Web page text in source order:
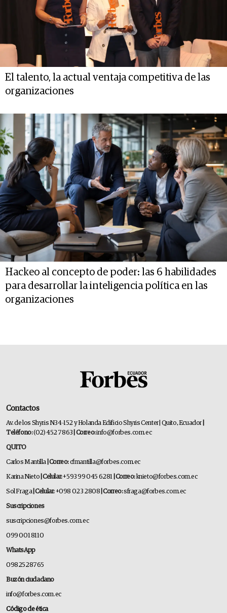
El talento, la actual ventaja competitiva de las
organizaciones
Hackeo al concepto de poder: las 6 habilidades
para desarrollar la inteligencia política en las
organizaciones
Contactos
Av. de los Shyris N34-152 y Holanda Edificio Shyris Center | Quito, Ecuador
Teléfono:(02) 452 7863 | Correo:info@forbes.com.ec
QUITO
Carlos Mantilla | Correo:cfmantilla@forbes.com.ec
Karina Nieto | Celular:+593 99 045 6281 | Correo:knieto@forbes.com.ec
Sol Fraga| Celular:+098 023 2808 | Correo:sfraga@forbes.com.ec
Suscripciones
suscripciones@forbes.com.ec
099 001 8110
WhatsApp
0982528765
Buzón ciudadano
info@forbes.com.ec
Código de ética